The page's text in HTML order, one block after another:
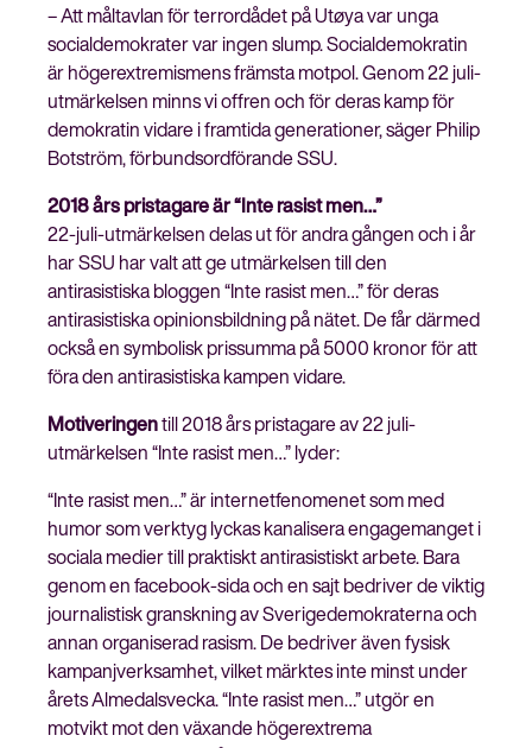
– Att måltavlan för terrordådet på Utøya var unga
socialdemokrater var ingen slump. Socialdemokratin
är högerextremismens främsta motpol. Genom 22 juli-
utmärkelsen minns vi offren och för deras kamp för
demokratin vidare i framtida generationer, säger Philip
Botström, förbundsordförande SSU.
2018 års pristagare är “Inte rasist men…”
22-juli-utmärkelsen delas ut för andra gången och i år
har SSU har valt att ge utmärkelsen till den
antirasistiska bloggen “Inte rasist men…” för deras
antirasistiska opinionsbildning på nätet. De får därmed
också en symbolisk prissumma på 5000 kronor för att
föra den antirasistiska kampen vidare.
Motiveringentill 2018 års pristagare av 22 juli-
utmärkelsen “Inte rasist men…” lyder:
“Inte rasist men…” är internetfenomenet som med
humor som verktyg lyckas kanalisera engagemanget i
sociala medier till praktiskt antirasistiskt arbete. Bara
genom en facebook-sida och en sajt bedriver de viktig
journalistisk granskning av Sverigedemokraterna och
annan organiserad rasism. De bedriver även fysisk
kampanjverksamhet, vilket märktes inte minst under
årets Almedalsvecka. “Inte rasist men…” utgör en
motvikt mot den växande högerextrema